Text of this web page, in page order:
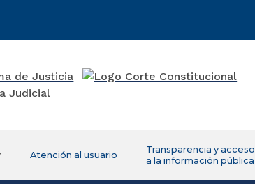
Atención al usuario
Transparencia y acceso
a la información pública